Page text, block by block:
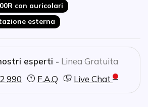
con auricolari
esterna
esperti - Linea Gratuita
990
F.A.Q Live Chat